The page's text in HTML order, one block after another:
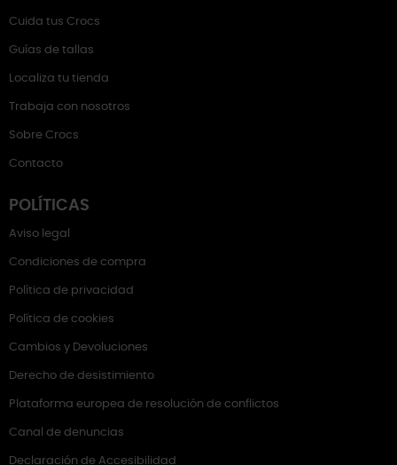
Cuida tus Crocs
Guías de tallas
Localiza tu tienda
Trabaja con nosotros
Sobre Crocs
Contacto
POLÍTICAS
Aviso legal
Condiciones de compra
Política de privacidad
Política de cookies
Cambios y Devoluciones
Derecho de desistimiento
Plataforma europea de resolución de conflictos
Canal de denuncias
Declaración de Accesibilidad